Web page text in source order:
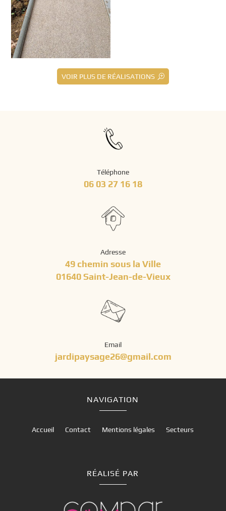
VOIR PLUS DE RÉALISATIONS
Téléphone
06 03 27 16 18
Adresse
49 chemin sous la Ville
01640 Saint-Jean-de-Vieux
Email
jardipaysage26@gmail.com
NAVIGATION
Accueil Contact Mentions légales Secteurs
RÉALISÉ PAR